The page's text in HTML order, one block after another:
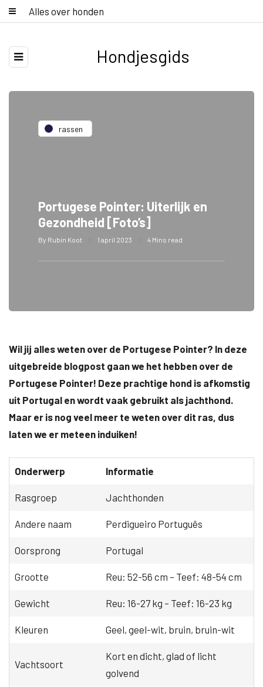
Alles over honden
Hondjesgids
rassen
Portugese Pointer: Uiterlijk en
Gezondheid [Foto’s]
By Rubin Koot 1 april 2023 4 Mins read
Wil jij alles weten over de Portugese Pointer? In deze
uitgebreide blogpost gaan we het hebben over de
Portugese Pointer! Deze prachtige hond is afkomstig
uit Portugal en wordt vaak gebruikt als jachthond.
Maar er is nog veel meer te weten over dit ras, dus
laten we er meteen induiken!
Onderwerp Informatie
Rasgroep Jachthonden
Andere naam Perdigueiro Português
Oorsprong Portugal
Grootte Reu: 52-56 cm – Teef: 48-54 cm
Gewicht Reu: 16-27 kg – Teef: 16-23 kg
Kleuren Geel, geel-wit, bruin, bruin-wit
Vachtsoort
Kort en dicht, glad of licht
golvend